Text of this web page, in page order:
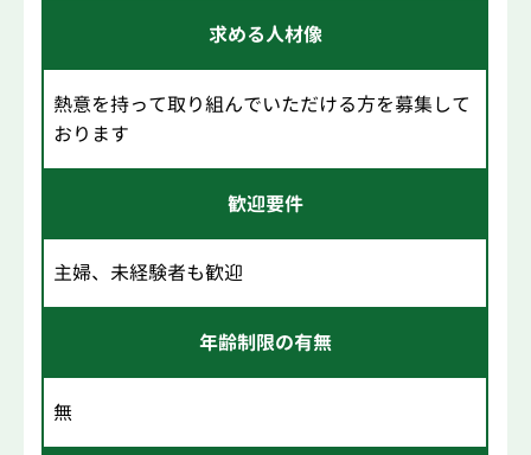
求める人材像
熱意を持って取り組んでいただける方を募集して
おります
歓迎要件
主婦、未経験者も歓迎
年齢制限の有無
無